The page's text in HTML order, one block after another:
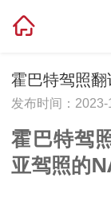
霍巴特驾照
发布时间：
霍巴特驾
亚驾照的